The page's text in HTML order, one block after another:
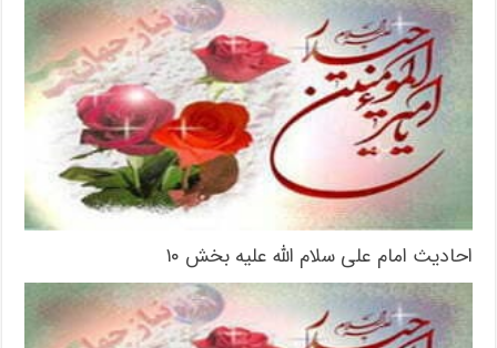
احادیث امام علی سلام الله علیه بخش ۱۰